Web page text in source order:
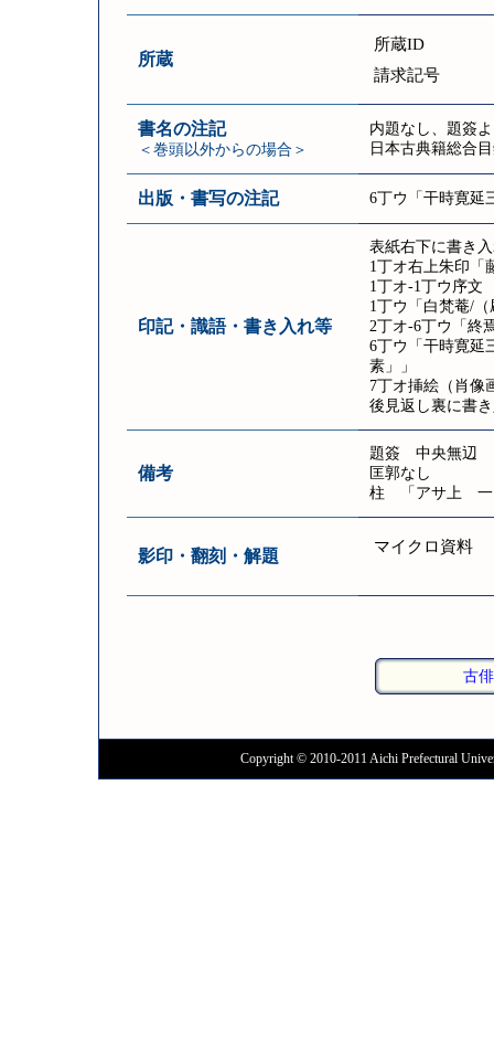
所蔵
所蔵ID
請求記号
書名の注記
＜巻頭以外からの場合＞
内題なし、題簽
日本古典籍総合
出版・書写の注記 6丁ウ「干時寛延
印記・識語・書き入れ等
表紙右下に書き
1丁オ右上朱印「
1丁オ‐1丁ウ序文
1丁ウ「白梵菴/（
2丁オ‐6丁ウ「終
6丁ウ「干時寛延
素」」
7丁オ挿絵（肖像
後見返し裏に書
備考
題簽 中央無辺
匡郭なし
柱 「アサ上 一
影印・翻刻・解題 マイクロ資料
古
Copyright © 2010-2011 Aichi Prefectural